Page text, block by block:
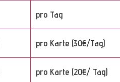
pro Tag
pro Karte (30€/Tag)
pro Karte (20€/ Tag)